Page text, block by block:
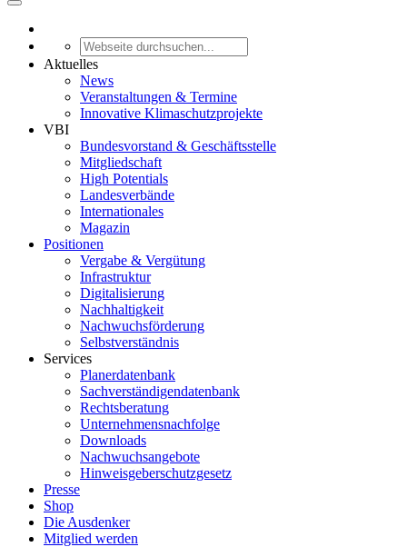
Aktuelles
News
Veranstaltungen & Termine
Innovative Klimaschutzprojekte
VBI
Bundesvorstand & Geschäftsstelle
Mitgliedschaft
High Potentials
Landesverbände
Internationales
Magazin
Positionen
Vergabe & Vergütung
Infrastruktur
Digitalisierung
Nachhaltigkeit
Nachwuchsförderung
Selbstverständnis
Services
Planerdatenbank
Sachverständigendatenbank
Rechtsberatung
Unternehmensnachfolge
Downloads
Nachwuchsangebote
Hinweisgeberschutzgesetz
Presse
Shop
Die Ausdenker
Mitglied werden